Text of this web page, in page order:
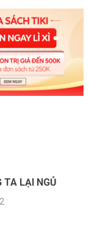
TA LẠI NGỦ
2